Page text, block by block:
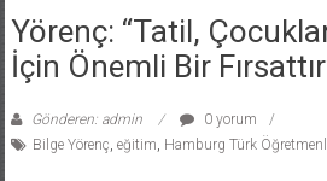
Yörenç: “Tatil,
İçin Önemli Bir
Gönderen: admin
0 yorum
Bilge Yörenç eğitim Hamburg Türk